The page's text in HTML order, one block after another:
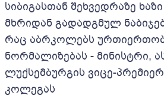
სიბიგასთან შეხვედრაზე
მხრიდან გადადგმულ
რაც აბრკოლებს
ნორმალიზებას - მინისტრი,
ლუქსემბურგის ვიცე-
კოლეგას